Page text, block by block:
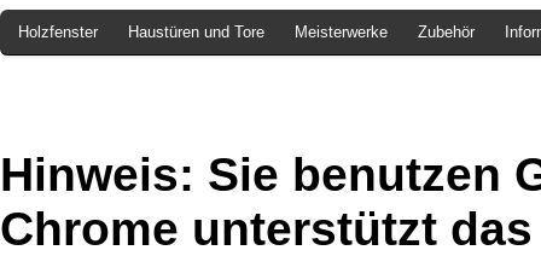
Holzfenster Haustüren und Tore Meisterwerke Zubehör
Hinweis: Sie benutzen
Chrome unterstützt